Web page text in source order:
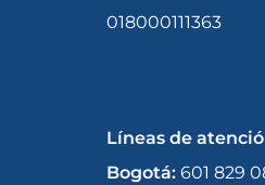
018000111363
Líneas de
Bogotá: 601 829